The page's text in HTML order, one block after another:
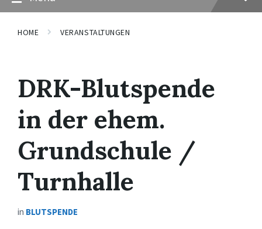
HOME VERANSTALTUNGEN
DRK-Blutspende
in der ehem.
Grundschule /
Turnhalle
in BLUTSPENDE